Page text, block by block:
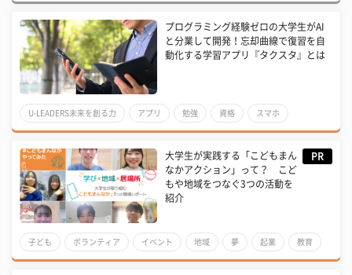
プログラミング経験ゼロの大学生がAI
と分業して開発！忘却曲線で復習を自
動化する学習アプリ『タクスタ』とは
U-LEADERS未来を創る力 アプリ 勉強 資格 スマホ
大学生が実践する「こどもまん
なかアクション」って？ こど
もや地域をつなぐ3つの活動を
紹介
PR
子ども ボランティア イベント 地域 夢 起業 教育